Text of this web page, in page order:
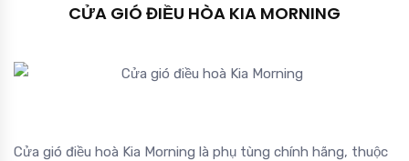
CỬA GIÓ ĐIỀU HÒA KIA MORNING
Cửa gió điều hoà Kia Morning là phụ tùng chính hãng, thuộc